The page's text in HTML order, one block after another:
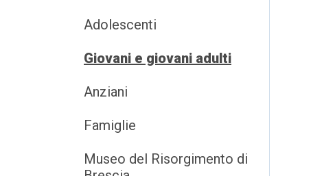
Adolescenti
Giovani e giovani adulti
Anziani
Famiglie
Museo del Risorgimento di